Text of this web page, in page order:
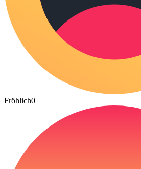
Fröhlich0